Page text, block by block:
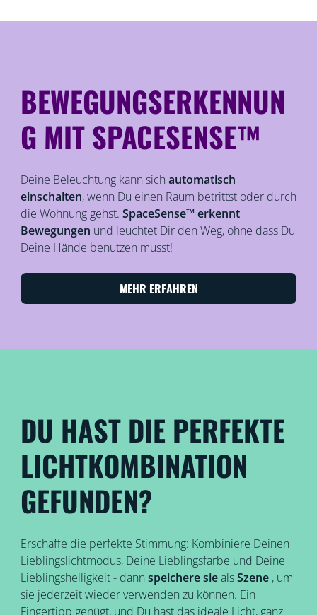
BEWEGUNGSERKENNUN
G MIT SPACESENSE™
Deine Beleuchtung kann sich automatisch
einschalten, wenn Du einen Raum betrittst oder durch
die Wohnung gehst. SpaceSense™ erkennt
Bewegungen und leuchtet Dir den Weg, ohne dass Du
Deine Hände benutzen musst!
MEHR ERFAHREN
DU HAST DIE PERFEKTE
LICHTKOMBINATION
GEFUNDEN?
Erschaffe die perfekte Stimmung: Kombiniere Deinen
Lieblingslichtmodus, Deine Lieblingsfarbe und Deine
Lieblingshelligkeit - dann speichere siealsSzene, um
sie jederzeit wieder verwenden zu können. Ein
Fingertipp genügt, und Du hast das ideale Licht, ganz